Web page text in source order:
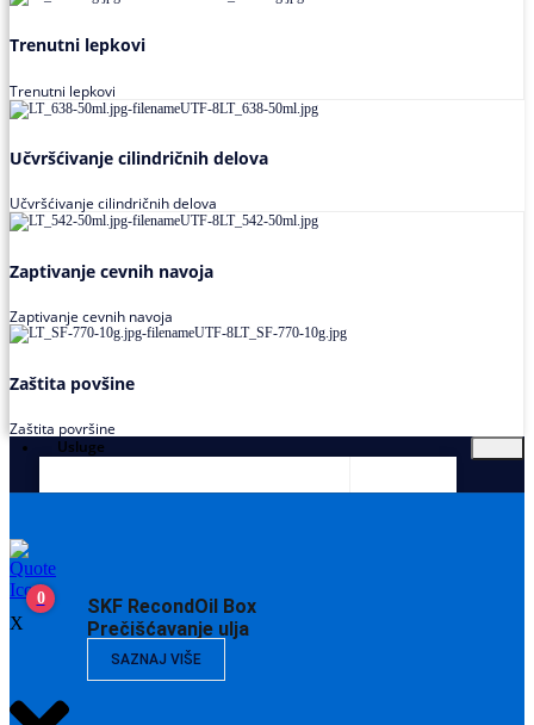
Trenutni lepkovi
Trenutni lepkovi
Učvršćivanje cilindričnih delova
Učvršćivanje cilindričnih delova
Zaptivanje cevnih navoja
Zaptivanje cevnih navoja
Zaštita povšine
Zaštita površine
Usluge
SKF RecondOil Box
Prečišćavanje ulja
SAZNAJ VIŠE
0
X